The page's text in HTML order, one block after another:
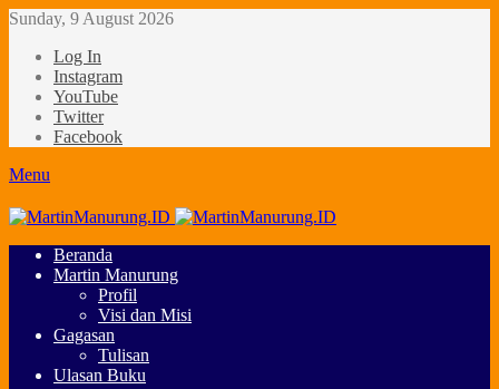
Sunday, 9 August 2026
Log In
Instagram
YouTube
Twitter
Facebook
Menu
Beranda
Martin Manurung
Profil
Visi dan Misi
Gagasan
Tulisan
Ulasan Buku